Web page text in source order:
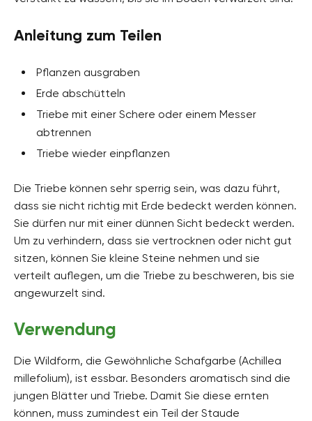
Anleitung zum Teilen
Pflanzen ausgraben
Erde abschütteln
Triebe mit einer Schere oder einem Messer
abtrennen
Triebe wieder einpflanzen
Die Triebe können sehr sperrig sein, was dazu führt,
dass sie nicht richtig mit Erde bedeckt werden können.
Sie dürfen nur mit einer dünnen Sicht bedeckt werden.
Um zu verhindern, dass sie vertrocknen oder nicht gut
sitzen, können Sie kleine Steine nehmen und sie
verteilt auflegen, um die Triebe zu beschweren, bis sie
angewurzelt sind.
Verwendung
Die Wildform, die Gewöhnliche Schafgarbe (Achillea
millefolium), ist essbar. Besonders aromatisch sind die
jungen Blätter und Triebe. Damit Sie diese ernten
können, muss zumindest ein Teil der Staude